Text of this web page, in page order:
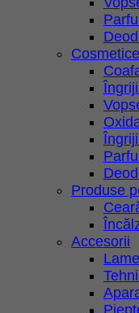
Produse
Accesorii